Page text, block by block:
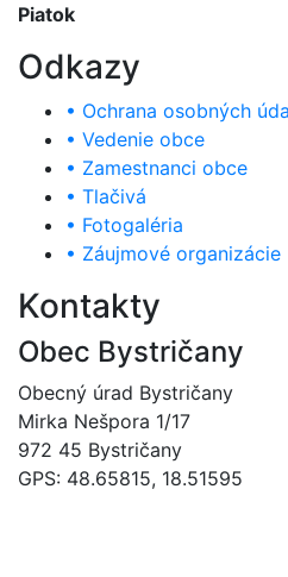
Piatok
Odkazy
• Ochrana osobných
• Vedenie obce
• Zamestnanci obce
• Tlačivá
• Fotogaléria
• Záujmové organizácie
Kontakty
Obec Bystričany
Obecný úrad Bystričany
Mirka Nešpora 1/17
972 45 Bystričany
GPS: 48.65815, 18.51595